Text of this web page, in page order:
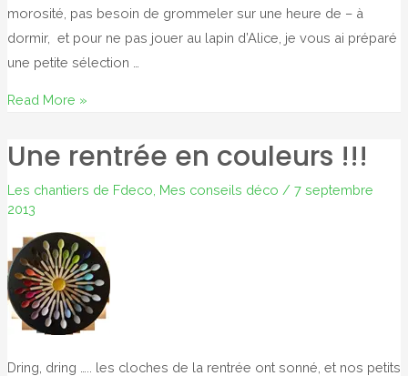
morosité, pas besoin de grommeler sur une heure de – à
dormir, et pour ne pas jouer au lapin d’Alice, je vous ai préparé
une petite sélection …
TIC
TIC
Read More »
Une rentrée en couleurs !!!
Les chantiers de Fdeco Mes conseils déco / 7 septembre
2013
Dring, dring ….. les cloches de la rentrée ont sonné, et nos petits